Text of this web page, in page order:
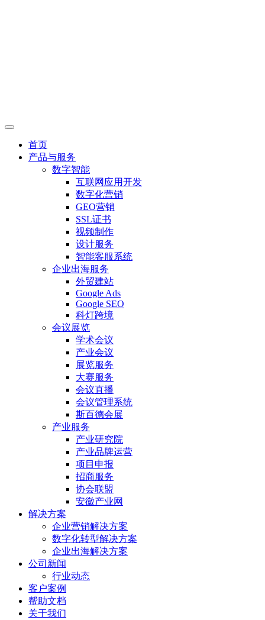
首页
产品与服务
数字智能
互联网应用开发
数字化营销
GEO营销
SSL证书
视频制作
设计服务
智能客服系统
企业出海服务
外贸建站
Google Ads
Google SEO
科灯跨境
会议展览
学术会议
产业会议
展览服务
大赛服务
会议直播
会议管理系统
斯百德会展
产业服务
产业研究院
产业品牌运营
项目申报
招商服务
协会联盟
安徽产业网
解决方案
企业营销解决方案
数字化转型解决方案
企业出海解决方案
公司新闻
行业动态
客户案例
帮助文档
关于我们